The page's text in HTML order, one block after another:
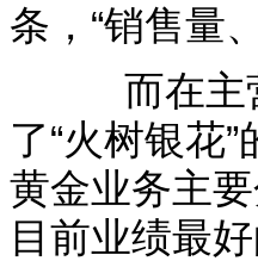
条，“销售量
而在主营
了“火树银花
黄金业务主
目前业绩最